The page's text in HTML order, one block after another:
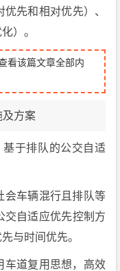
先和相对优先）、
）。
看该篇文章全部内
及方案
基于排队的公交自适
会车辆混行且排队等
交自适应优先控制方
与时间优先。
车道复用思想，高效